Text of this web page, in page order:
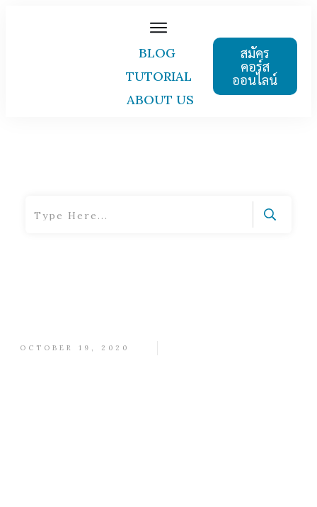
BLOG
TUTORIAL
ABOUT US
สมัคร
คอร์ส
ออนไลน์
OCTOBER 19, 2020